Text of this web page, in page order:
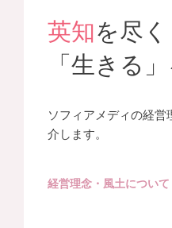
英知を尽
「生きる
ソフィアメディの経営
介します。
経営理念・風土について